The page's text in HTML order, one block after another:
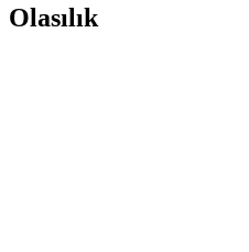
Olasılık